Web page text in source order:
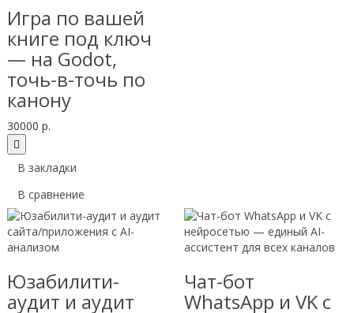
Игра по вашей
книге под ключ
— на Godot,
точь-в-точь по
канону
30000 р.
В закладки
В сравнение
Юзабилити-
аудит и аудит
Чат-бот
WhatsApp и VK с